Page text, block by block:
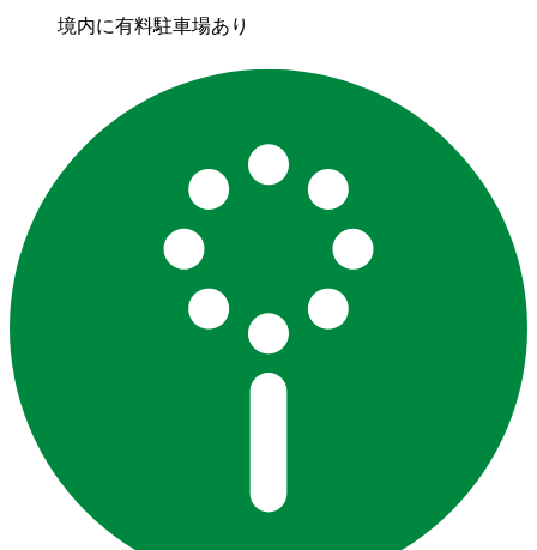
境内に有料駐車場あり